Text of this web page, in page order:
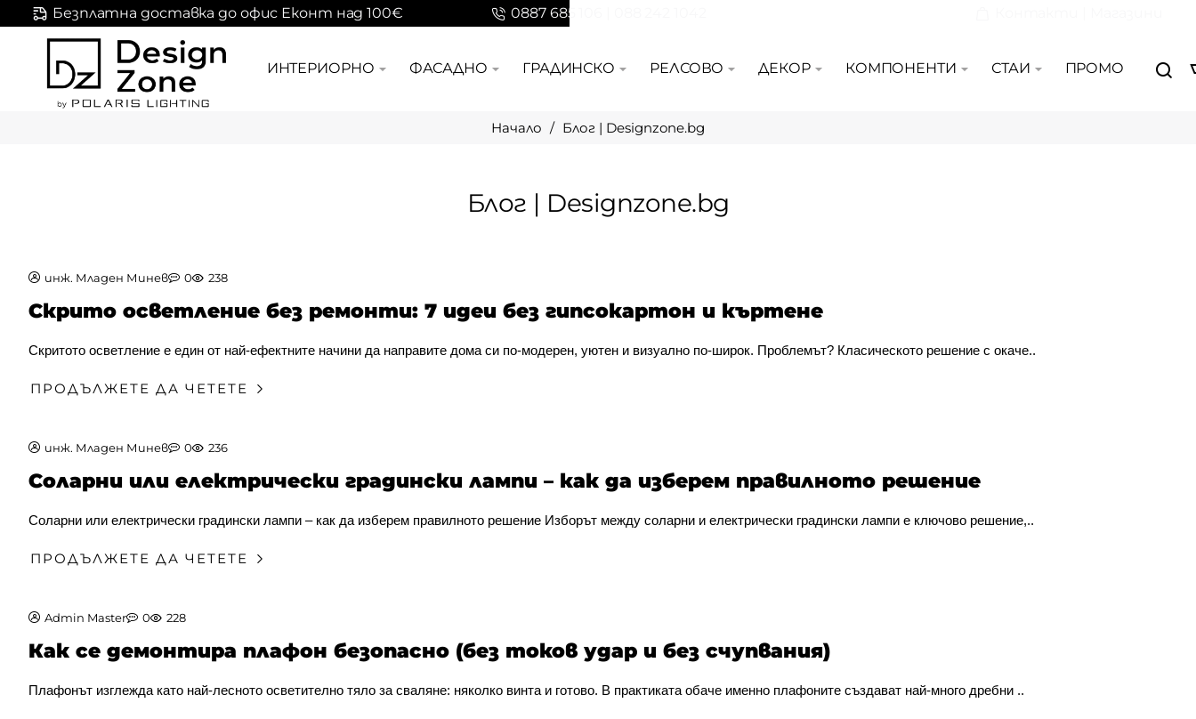
Безплатна доставка до офис Еконт над 100€ 0887 685 106 | 088 242 1042
ИНТЕРИОРНО ФАСАДНО ГРАДИНСКО РЕЛСОВО ДЕКОР КОМПОНЕНТИ СТАИ ПРОМО
Блог | Designzone.bg
Блог | Designzone.bg
инж. Младен Минев 0 238
Скрито осветление без ремонти: 7 идеи без гипсокартон и къртене
Скритото осветление е един от най-ефектните начини да направите дома си по-модерен, уютен и визуално по-широк. Проблемът? Класическото решение с окаче..
ПРОДЪЛЖЕТЕ ДА ЧЕТЕТЕ
инж. Младен Минев 0 236
Соларни или електрически градински лампи – как да изберем правилното решение
Соларни или електрически градински лампи – как да изберем правилното решение Изборът между соларни и електрически градински лампи е ключово решение,..
ПРОДЪЛЖЕТЕ ДА ЧЕТЕТЕ
Admin Master 0 228
Как се демонтира плафон безопасно (без токов удар и без счупвания)
Плафонът изглежда като най-лесното осветително тяло за сваляне: няколко винта и готово. В практиката обаче именно плафоните създават най-много дребни ..